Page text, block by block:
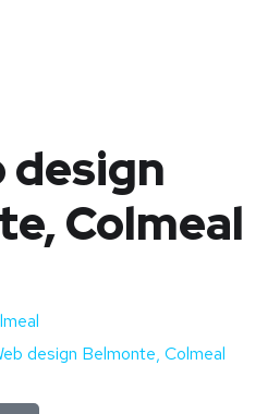
design
Colmeal
design Belmonte, Colmeal